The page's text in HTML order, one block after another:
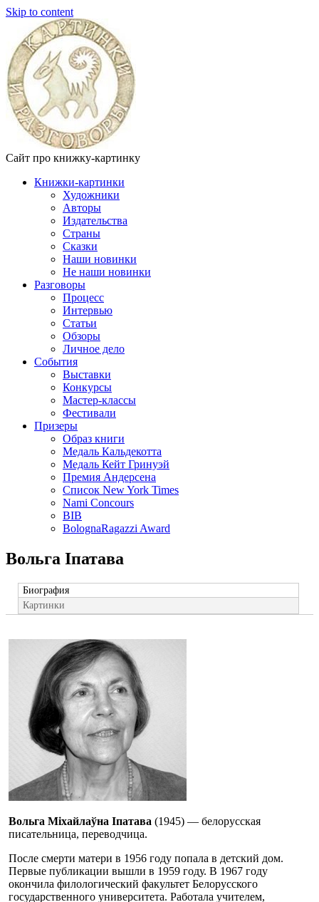
Skip to content
Сайт про книжку-картинку
Книжки-картинки
Художники
Авторы
Издательства
Страны
Сказки
Наши новинки
Не наши новинки
Разговоры
Процесс
Интервью
Статьи
Обзоры
Личное дело
События
Выставки
Конкурсы
Мастер-классы
Фестивали
Призеры
Образ книги
Медаль Кальдекотта
Медаль Кейт Гринуэй
Премия Андерсена
Список New York Times
Nami Concours
BIB
BolognaRagazzi Award
Вольга Іпатава
Биография
Картинки
Вольга Міхайлаўна Іпатава (1945) — белорусская
писательница, переводчица.
После смерти матери в 1956 году попала в детский дом.
Первые публикации вышли в 1959 году. В 1967 году
окончила филологический факультет Белорусского
государственного университета. Работала учителем,